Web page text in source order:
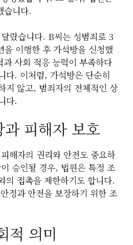
습니다.
랐습니다. B씨는 성범죄로 3
을 이행한 후 가석방을 신청했
사회 적응 능력이 부족하다
다. 이처럼, 가석방은 단순히
지 않고, 범죄자의 전체적인 상
다.
과 피해자 보호
해자의 권리와 안전도 중요하
승인될 경우, 법원은 특정 조
의 접촉을 제한하기도 합니다.
정과 안전을 보장하기 위한 조
적 의미